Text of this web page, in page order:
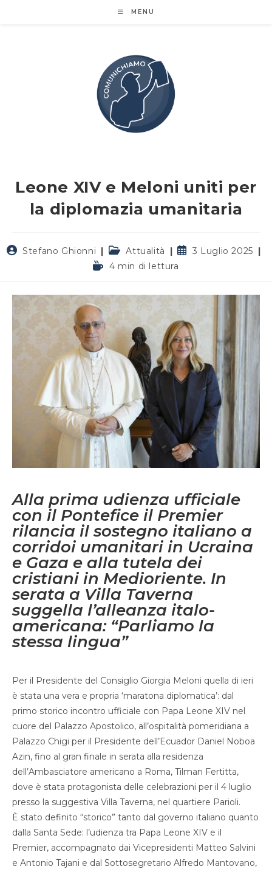
MENU
Leone XIV e Meloni uniti per
la diplomazia umanitaria
AutoreStefano Ghionni
Categoria
dell'articolo:
Attualità
Articolo
3 Luglio 2025
Tempo4 min di lettura
Alla prima udienza ufficiale
con il Pontefice il Premier
rilancia il sostegno italiano a
corridoi umanitari in Ucraina
e Gaza e alla tutela dei
cristiani in Medioriente. In
serata a Villa Taverna
suggella l’alleanza italo-
americana: “Parliamo la
stessa lingua”
Per il Presidente del Consiglio Giorgia Meloni quella di ieri
è stata una vera e propria ‘maratona diplomatica’: dal
primo storico incontro ufficiale con Papa Leone XIV nel
cuore del Palazzo Apostolico, all’ospitalità pomeridiana a
Palazzo Chigi per il Presidente dell’Ecuador Daniel Noboa
Azin, fino al gran finale in serata alla residenza
dell’Ambasciatore americano a Roma, Tilman Fertitta,
dove è stata protagonista delle celebrazioni per il 4 luglio
presso la suggestiva Villa Taverna, nel quartiere Parioli.
È stato definito “storico” tanto dal governo italiano quanto
dalla Santa Sede: l’udienza tra Papa Leone XIV e il
Premier, accompagnato dai Vicepresidenti Matteo Salvini
e Antonio Tajani e dal Sottosegretario Alfredo Mantovano,